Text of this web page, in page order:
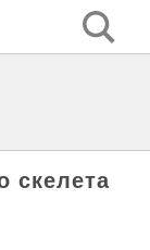
скелета